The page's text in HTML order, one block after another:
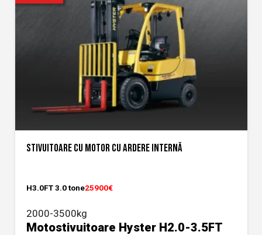
STIVUITOARE CU MOTOR CU ARDERE INTERNĂ
H3.0FT 3.0 tone25900€
2000-3500kg
Motostivuitoare Hyster H2.0-3.5FT